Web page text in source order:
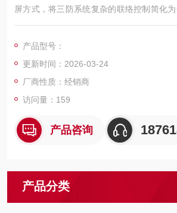
屏方式，将三防系统复杂的联络控制简化为
化施工过程 ，降低系统复杂性，延长系统
系统高配电脑版
产品型号：
更新时间：2026-03-24
厂商性质：经销商
访问量：159
产品咨询
产品分类